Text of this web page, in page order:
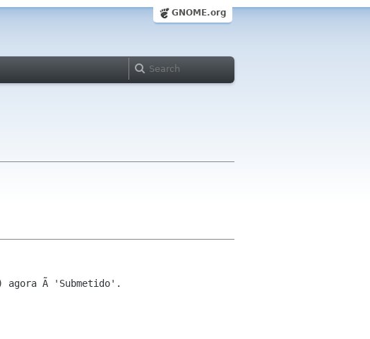
GNOME.org